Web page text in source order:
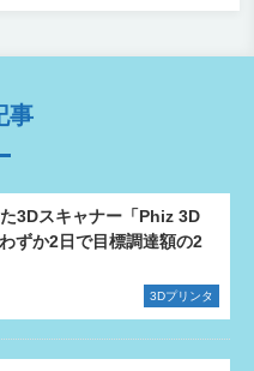
事
3Dスキャナー「Phiz 3D
ずか2日で目標調達額の2
3Dプリンタ